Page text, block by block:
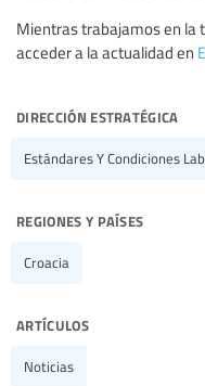
Mientras trabajamos en la
acceder a la actualidad en
dirección estratégica
Estándares Y Condiciones
regiones y países
Croacia
artículos
Noticias